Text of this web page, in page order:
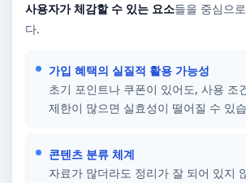
사용자가 체감할 수 있는 요소들을 중심으
다.
가입 혜택의 실질적 활용 가능성
초기 포인트나 쿠폰이 있어도, 사용 조
제한이 많으면 실효성이 떨어질 수 있
콘텐츠 분류 체계
자료가 많더라도 정리가 잘 되어 있지